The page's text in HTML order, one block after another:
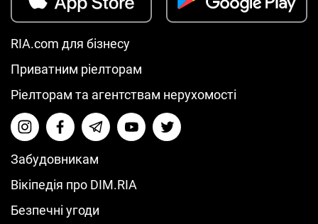
RIA.com для бізнесу
Приватним ріелторам
Ріелторам та агентствам нерухомості
Забудовникам
Вікіпедія про DIM.RIA
Безпечні угоди